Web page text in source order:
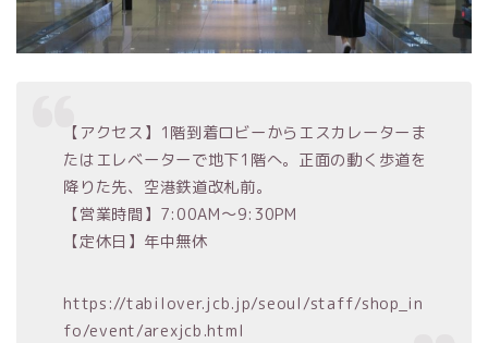
【アクセス】1階到着ロビーからエスカレーターま
たはエレベーターで地下1階へ。正面の動く歩道を
降りた先、空港鉄道改札前。
【営業時間】7:00AM～9:30PM
【定休日】年中無休
https://tabilover.jcb.jp/seoul/staff/shop_in
fo/event/arexjcb.html